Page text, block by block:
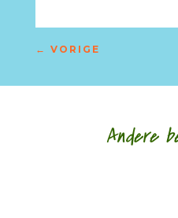
← VORIGE
Andere